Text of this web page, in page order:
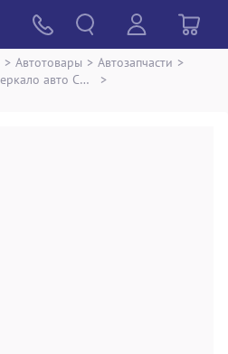
> Автотовары > Автозапчасти >
Накладка на дзеркало авто China noname
>